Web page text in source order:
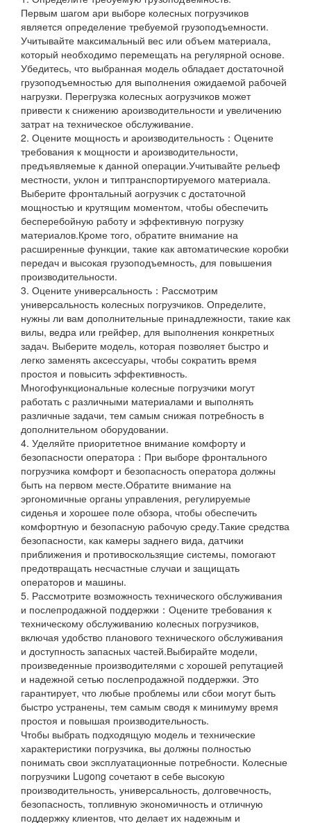
Первым шагом ари выборе колесных погрузчиков
является определение требуемой грузоподъемности.
Учитывайте максимальный вес или объем материала,
который необходимо перемещать на регулярной основе.
Убедитесь, что выбранная модель обладает достаточной
грузоподъемностью для выполнения ожидаемой рабочей
нагрузки. Перегрузка колесных аогрузчиков может
привести к снижению ароизводительности и увеличению
затрат на техническое обслуживание.
2. Оцените мощность и ароизводительность：Оцените
требования к мощности и ароизводительности,
предъявляемые к данной операции.Учитывайте рельеф
местности, уклон и типтранспортируемого материала.
Выберите фронтальный аогрузчик с достаточной
мощностью и крутящим моментом, чтобы обеспечить
бесперебойную работу и эффективную погрузку
материалов.Кроме того, обратите внимание на
расширенные функции, такие как автоматические коробки
передач и высокая грузоподъемность, для повышения
производительности.
3. Оцените универсальность：Рассмотрим
универсальность колесных погрузчиков. Определите,
нужны ли вам дополнительные принадлежности, такие как
вилы, ведра или грейфер, для выполнения конкретных
задач. Выберите модель, которая позволяет быстро и
легко заменять аксессуары, чтобы сократить время
простоя и повысить эффективность.
Многофункциональные колесные погрузчики могут
работать с различными материалами и выполнять
различные задачи, тем самым снижая потребность в
дополнительном оборудовании.
4. Уделяйте приоритетное внимание комфорту и
безопасности оператора：При выборе фронтального
погрузчика комфорт и безопасность оператора должны
быть на первом месте.Обратите внимание на
эргономичные органы управления, регулируемые
сиденья и хорошее поле обзора, чтобы обеспечить
комфортную и безопасную рабочую среду.Такие средства
безопасности, как камеры заднего вида, датчики
приближения и противоскользящие системы, помогают
предотвращать несчастные случаи и защищать
операторов и машины.
5. Рассмотрите возможность технического обслуживания
и послепродажной поддержки：Оцените требования к
техническому обслуживанию колесных погрузчиков,
включая удобство планового технического обслуживания
и доступность запасных частей.Выбирайте модели,
произведенные производителями с хорошей репутацией
и надежной сетью послепродажной поддержки. Это
гарантирует, что любые проблемы или сбои могут быть
быстро устранены, тем самым сводя к минимуму время
простоя и повышая производительность.
Чтобы выбрать подходящую модель и технические
характеристики погрузчика, вы должны полностью
понимать свои эксплуатационные потребности. Колесные
погрузчики Lugong сочетают в себе высокую
производительность, универсальность, долговечность,
безопасность, топливную экономичность и отличную
поддержку клиентов, что делает их надежным и